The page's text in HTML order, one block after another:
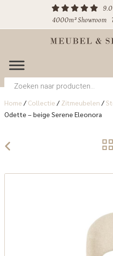
9.0
4000m² Showroom
Producten
zoeken
Home / Collectie / Zitmeubelen /
Odette – beige Serene Eleonora